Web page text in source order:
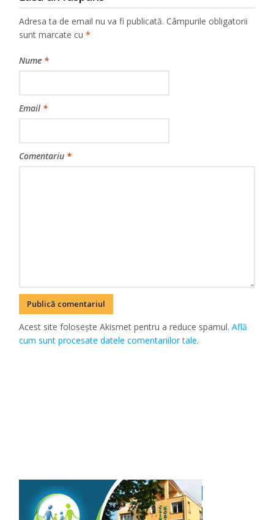
Adresa ta de email nu va fi publicată. Câmpurile obligatorii
sunt marcate cu*
Nume *
Email *
Comentariu *
Acest site folosește Akismet pentru a reduce spamul.Află
cum sunt procesate datele comentariilor tale.